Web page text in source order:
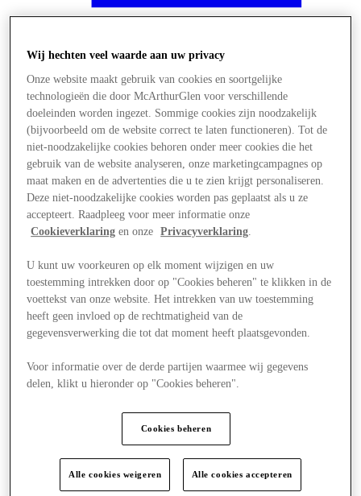
Wij hechten veel waarde aan uw privacy
Onze website maakt gebruik van cookies en soortgelijke
technologieën die door McArthurGlen voor verschillende
doeleinden worden ingezet. Sommige cookies zijn noodzakelijk
(bijvoorbeeld om de website correct te laten functioneren). Tot de
niet-noodzakelijke cookies behoren onder meer cookies die het
gebruik van de website analyseren, onze marketingcampagnes op
maat maken en de advertenties die u te zien krijgt personaliseren.
Deze niet-noodzakelijke cookies worden pas geplaatst als u ze
accepteert. Raadpleeg voor meer informatie onze
Cookieverklaring en onze Privacyverklaring.
U kunt uw voorkeuren op elk moment wijzigen en uw
toestemming intrekken door op "Cookies beheren" te klikken in de
voettekst van onze website. Het intrekken van uw toestemming
heeft geen invloed op de rechtmatigheid van de
gegevensverwerking die tot dat moment heeft plaatsgevonden.
Voor informatie over de derde partijen waarmee wij gegevens
delen, klikt u hieronder op "Cookies beheren".
Cookies beheren
Alle cookies weigeren Alle cookies accepteren